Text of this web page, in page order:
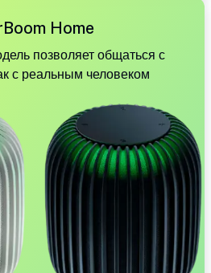
Home
позволяет общаться с
с реальным человеком